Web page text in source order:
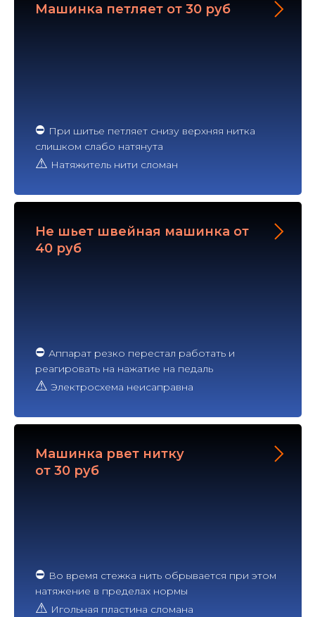
Машинка петляет от 30 руб
⛔ При шитье петляет снизу верхняя нитка
слишком слабо натянута
⚠ Натяжитель нити сломан
Не шьет швейная машинка от
40 руб
⛔ Аппарат резко перестал работать и
реагировать на нажатие на педаль
⚠ Электросхема неисаправна
Машинка рвет нитку
от 30 руб
⛔ Во время стежка нить обрывается при этом
натяжение в пределах нормы
⚠ Игольная пластина сломана